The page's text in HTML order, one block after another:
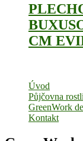
CM
Úvod
Půjčovna
GreenWork
Kontakt